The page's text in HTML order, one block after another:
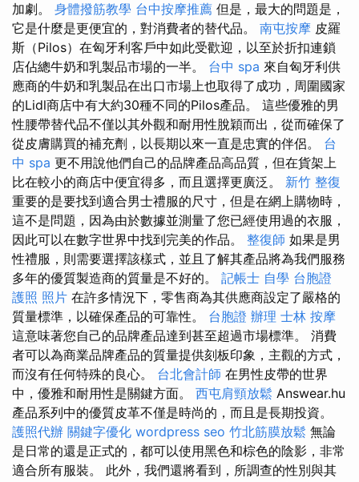
加劇。 身體撥筋教學 台中按摩推薦 但是，最大的問題是，
它是什麼是更便宜的，對消費者的替代品。 南屯按摩 皮羅
斯（Pilos）在匈牙利客戶中如此受歡迎，以至於折扣連鎖
店佔總牛奶和乳製品市場的一半。 台中 spa 來自匈牙利供
應商的牛奶和乳製品在出口市場上也取得了成功，周圍國家
的Lidl商店中有大約30種不同的Pilos產品。 這些優雅的男
性腰帶替代品不僅以其外觀和耐用性脫穎而出，從而確保了
從皮膚購買的補充劑，以長期以來一直是忠實的伴侶。 台
中 spa 更不用說他們自己的品牌產品高品質，但在貨架上
比在較小的商店中便宜得多，而且選擇更廣泛。 新竹 整復
重要的是要找到適合男士禮服的尺寸，但是在網上購物時，
這不是問題，因為由於數據並測量了您已經使用過的衣服，
因此可以在數字世界中找到完美的作品。 整復師 如果是男
性禮服，則需要選擇該樣式，並且了解其產品將為我們服務
多年的優質製造商的質量是不好的。 記帳士 自學 台胞證
護照 照片 在許多情況下，零售商為其供應商設定了嚴格的
質量標準，以確保產品的可靠性。 台胞證 辦理 士林 按摩
這意味著您自己的品牌產品達到甚至超過市場標準。 消費
者可以為商業品牌產品的質量提供刻板印象，主觀的方式，
而沒有任何特殊的良心。 台北會計師 在男性皮帶的世界
中，優雅和耐用性是關鍵方面。 西屯肩頸放鬆 Answear.hu
產品系列中的優質皮革不僅是時尚的，而且是長期投資。
護照代辦 關鍵字優化 wordpress seo 竹北筋膜放鬆 無論
是日常的還是正式的，都可以使用黑色和棕色的陰影，非常
適合所有服裝。 此外，我們還將看到，所調查的性別與其